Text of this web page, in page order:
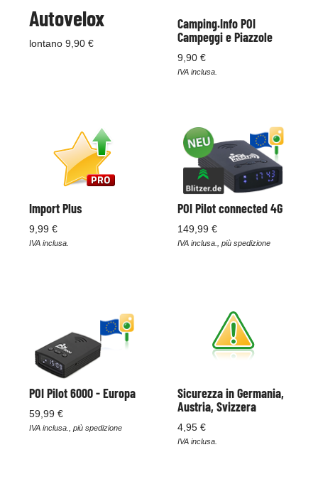
Autovelox
lontano 9,90 €
Camping.Info POI
Campeggi e Piazzole
9,90 €
IVA inclusa.
Import Plus
9,99 €
IVA inclusa.
POI Pilot connected 4G
149,99 €
IVA inclusa., più spedizione
POI Pilot 6000 - Europa
59,99 €
IVA inclusa., più spedizione
Sicurezza in Germania,
Austria, Svizzera
4,95 €
IVA inclusa.